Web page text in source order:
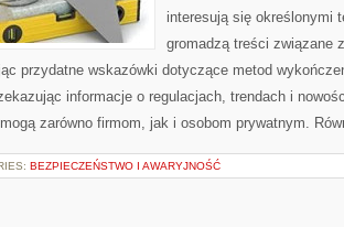
interesują się określonymi
gromadzą treści związane
przydatne wskazówki dotyczące metod
informacje o regulacjach, trendach i
zarówno firmom, jak i osobom prywatnym.
BEZPIECZEŃSTWO I AWARYJNOŚĆ